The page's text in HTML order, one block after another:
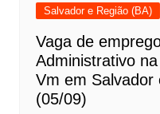
Salvador e Região (BA)
Vaga de
Administrativo
Vm em Salvador
(05/09)